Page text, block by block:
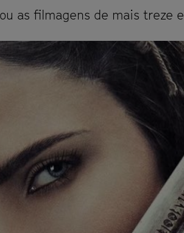
as filmagens de mais treze